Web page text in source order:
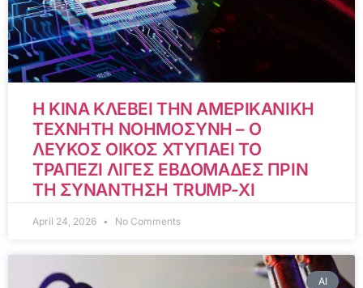
Η ΚΙΝΑ ΚΛΕΒΕΙ ΤΗΝ ΑΜΕΡΙΚΑΝΙΚΗ
ΤΕΧΝΗΤΗ ΝΟΗΜΟΣΥΝΗ – Ο
ΛΕΥΚΟΣ ΟΙΚΟΣ ΧΤΥΠΑΕΙ ΤΟ
ΤΡΑΠΕΖΙ ΛΙΓΕΣ ΕΒΔΟΜΑΔΕΣ ΠΡΙΝ
ΤΗ ΣΥΝΑΝΤΗΣΗ TRUMP-XI
April 24, 2026 No Comments
AI